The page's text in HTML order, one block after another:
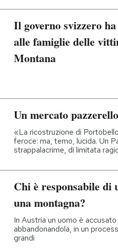
Il governo svizzero
alle famiglie delle
Montana
Un mercato pazzerello
«La ricostruzione di
feroce: ma, temo, lucida. Un
strappalacrime, di limitata
Chi è responsabile di
una montagna?
In Austria un uomo è
abbandonandola, in un
grandi